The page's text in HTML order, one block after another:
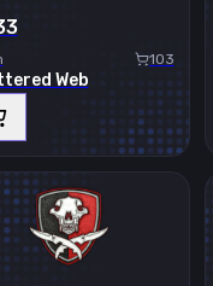
103
Web